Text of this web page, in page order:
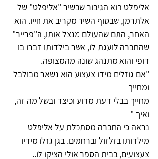
אליפלט הוא הגיבור שבשיר "אליפלט" של
אלתרמן, שבסוף השיר מקריב את חייו. הוא
האחר, התם שהעולם מנצל אותו, ה"פרייר"
שהחברה לועגת לו, אשר בילדותו דברו בו
דופי והוא מתנהג שונה מהמצופה.
"אם גוזלים מידו צעצוע הוא נשאר מבולבל
ומחייך
מחייך בבלי דעת מדוע וכיצד ובשל מה זה,
ואיך "
נראה כי החברה מסתכלת על אליפלט
מילדותו בזלזול וברחמים. בגן גזלו מידיו
צעצועים, בבית הספר אולי הציקו לו..